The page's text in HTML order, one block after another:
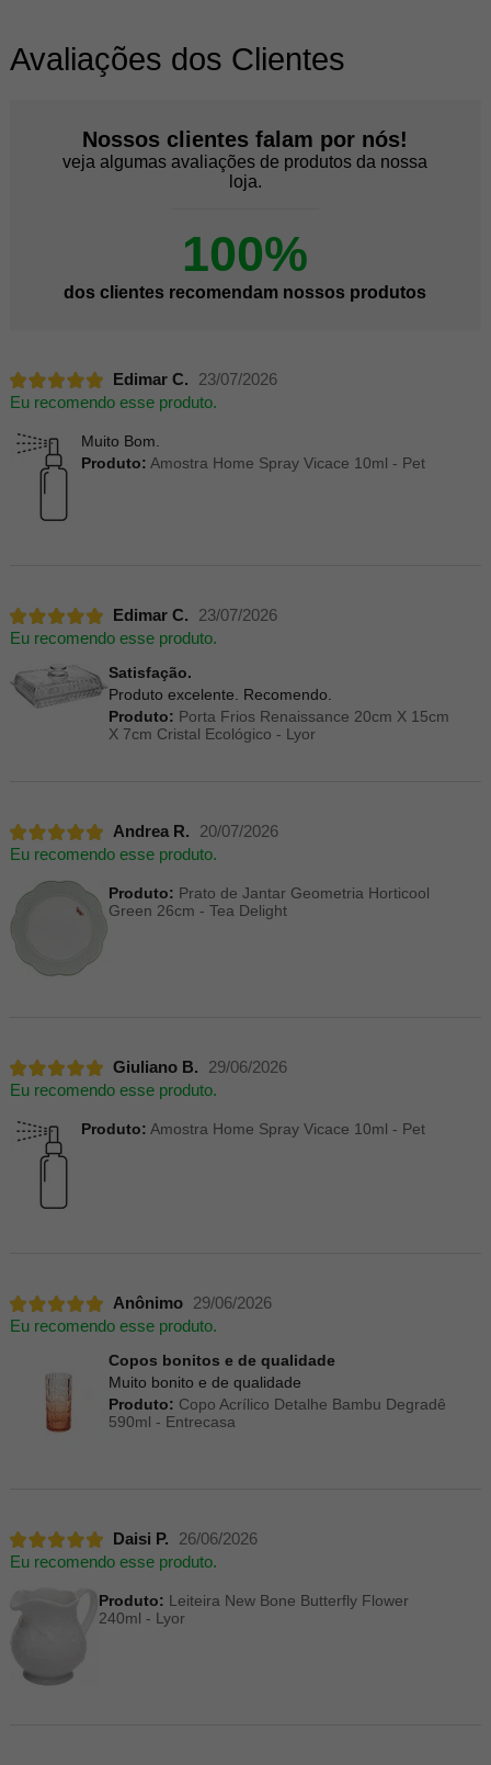
Avaliações dos Clientes
Nossos clientes falam por nós!
veja algumas avaliações de produtos da nossa
loja.
100%
dos clientes recomendam nossos produtos
Edimar C.
23/07/2026
Eu recomendo esse produto.
Muito Bom.
Produto: Amostra Home Spray Vicace 10ml - Pet
Edimar C.
23/07/2026
Eu recomendo esse produto.
Satisfação.
Produto excelente. Recomendo.
Produto: Porta Frios Renaissance 20cm X 15cm
X 7cm Cristal Ecológico - Lyor
Andrea R.
20/07/2026
Eu recomendo esse produto.
Produto: Prato de Jantar Geometria Horticool
Green 26cm - Tea Delight
Giuliano B.
29/06/2026
Eu recomendo esse produto.
Produto: Amostra Home Spray Vicace 10ml - Pet
Anônimo
29/06/2026
Eu recomendo esse produto.
Copos bonitos e de qualidade
Muito bonito e de qualidade
Produto: Copo Acrílico Detalhe Bambu Degradê
590ml - Entrecasa
Daisi P.
26/06/2026
Eu recomendo esse produto.
Produto: Leiteira New Bone Butterfly Flower
240ml - Lyor